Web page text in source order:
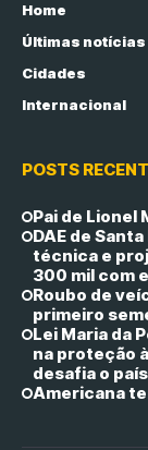
Home
Últimas notícias
Cidades
Internacional
POSTS
Pai de Lionel
DAE de
técnica e
300 mil com
Roubo de
primeiro
Lei Maria da
na proteção
desafia o país
Americana